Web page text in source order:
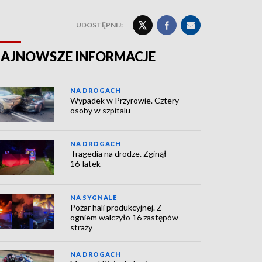
UDOSTĘPNIJ:
INFORMACJE
NA DROGACH
Wypadek w Przyrowie. Cztery
osoby w szpitalu
NA DROGACH
Tragedia na drodze. Zginął
16-latek
NA SYGNALE
Pożar hali produkcyjnej. Z
ogniem walczyło 16 zastępów
straży
NA DROGACH